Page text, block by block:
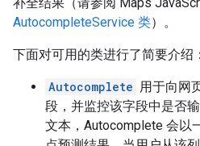
AutocompleteService 类）。
下面对可用的类进行了简要介绍：
Autocomplete 用于向网
段，并监控该字段中是否
文本，Autocomplete 会以